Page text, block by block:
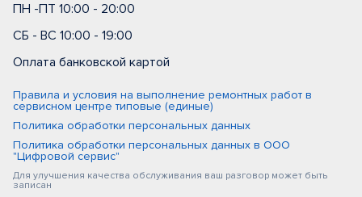
ПН -ПТ 10:00 - 20:00
СБ - ВС 10:00 - 19:00
Оплата банковской картой
Правила и условия на выполнение ремонтных работ в
сервисном центре типовые (единые)
Политика обработки персональных данных
Политика обработки персональных данных в ООО
"Цифровой сервис"
Для улучшения качества обслуживания ваш разговор может быть
записан